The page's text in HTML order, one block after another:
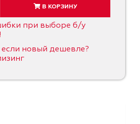
В КОРЗИНУ
при выборе б/у
новый дешевле?